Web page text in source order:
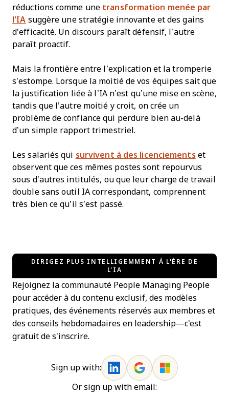
réductions comme une transformation menée par
l’IA suggère une stratégie innovante et des gains
d’efficacité. Un discours paraît défensif, l’autre
paraît proactif.
Mais la frontière entre l’explication et la tromperie
s’estompe. Lorsque la moitié de vos équipes sait que
la justification liée à l’IA n’est qu’une mise en scène,
tandis que l’autre moitié y croit, on crée un
problème de confiance qui perdure bien au-delà
d’un simple rapport trimestriel.
Les salariés qui survivent à des licenciements et
observent que ces mêmes postes sont repourvus
sous d’autres intitulés, ou que leur charge de travail
double sans outil IA correspondant, comprennent
très bien ce qu’il s’est passé.
DIRIGEZ PLUS INTELLIGEMMENT À L'ÈRE DE
L'IA
Rejoignez la communauté People Managing People
pour accéder à du contenu exclusif, des modèles
pratiques, des événements réservés aux membres et
des conseils hebdomadaires en leadership—c'est
gratuit de s'inscrire.
Sign up with:
Or sign up with email: